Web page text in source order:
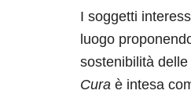
I soggetti
luogo
sostenibilità delle
Cura è intesa